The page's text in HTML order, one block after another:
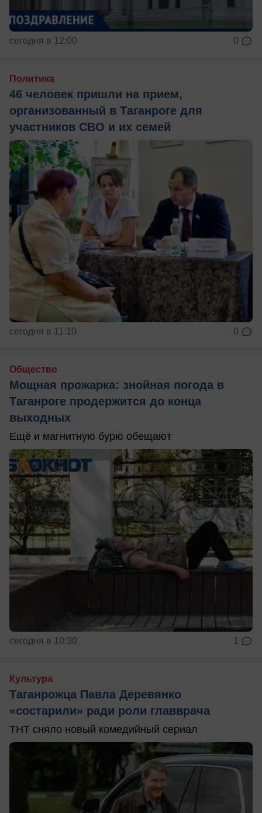
сегодня в 12:00 0
Политика
46 человек пришли на прием,
организованный в Таганроге для
участников СВО и их семей
сегодня в 11:10 0
Общество
Мощная прожарка: знойная погода в
Таганроге продержится до конца
выходных
Ещё и магнитную бурю обещают
сегодня в 10:30 1
Культура
Таганрожца Павла Деревянко
«состарили» ради роли главврача
ТНТ сняло новый комедийный сериал